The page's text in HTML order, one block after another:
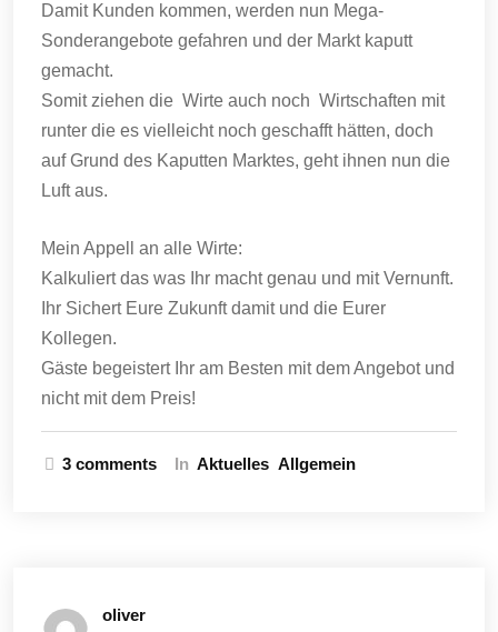
Damit Kunden kommen, werden nun Mega-
Sonderangebote gefahren und der Markt kaputt
gemacht.
Somit ziehen die Wirte auch noch Wirtschaften mit
runter die es vielleicht noch geschafft hätten, doch
auf Grund des Kaputten Marktes, geht ihnen nun die
Luft aus.
Mein Appell an alle Wirte:
Kalkuliert das was Ihr macht genau und mit Vernunft.
Ihr Sichert Eure Zukunft damit und die Eurer
Kollegen.
Gäste begeistert Ihr am Besten mit dem Angebot und
nicht mit dem Preis!
3 comments In Aktuelles Allgemein
oliver